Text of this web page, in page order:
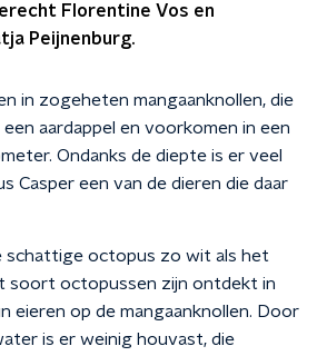
Florentine Vos en
Peijnenburg.
in zogeheten mangaanknollen, die
aardappel en voorkomen in een
Ondanks de diepte is er veel
Casper een van de dieren die daar
schattige octopus zo wit als het
soort octopussen zijn ontdekt in
eieren op de mangaanknollen. Door
is er weinig houvast, die